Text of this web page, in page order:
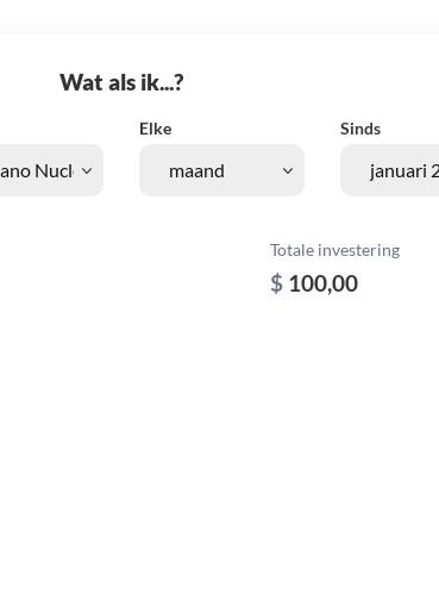
Wat als ik...?
Elke Sinds
Totale investering
$ 100,00